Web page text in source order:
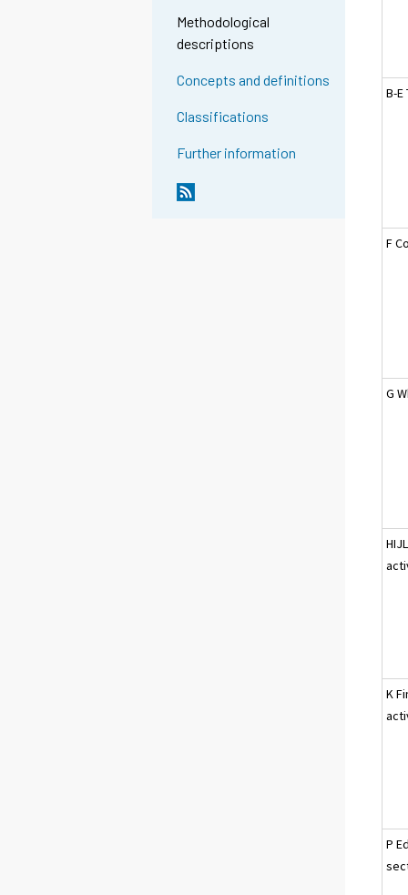
Methodological
descriptions
Concepts and definitions
Classifications
Further information
B-
F
G
K
P